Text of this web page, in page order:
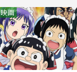
映画